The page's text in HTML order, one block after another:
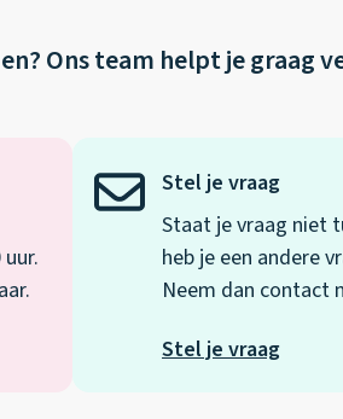
Ons team helpt je graag
Stel je vraag
Staat je vraag niet
heb je een andere
Neem dan contact
Stel je vraag